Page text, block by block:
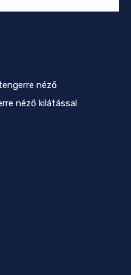
néző
néző kilátással